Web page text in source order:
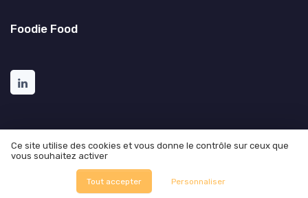
Foodie Food
Mentions légales
© Foodie Food 2026
Ce site utilise des cookies et vous donne le contrôle sur ceux que
vous souhaitez activer
Tout accepter Personnaliser